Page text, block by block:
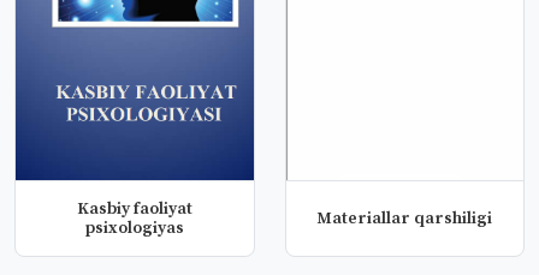
Kasbiy faoliyat
psixologiyas
Materiallar qarshiligi